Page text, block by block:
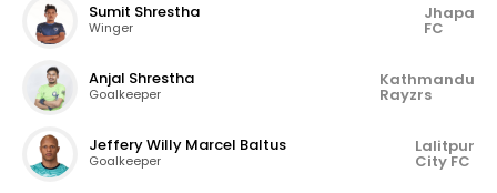
Sumit Shrestha
Winger
Jhapa
FC
Anjal Shrestha
Goalkeeper
Kathmandu
Rayzrs
Jeffery Willy Marcel Baltus
Goalkeeper
Lalitpur
City FC